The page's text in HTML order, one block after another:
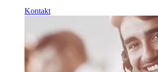
Kontakt